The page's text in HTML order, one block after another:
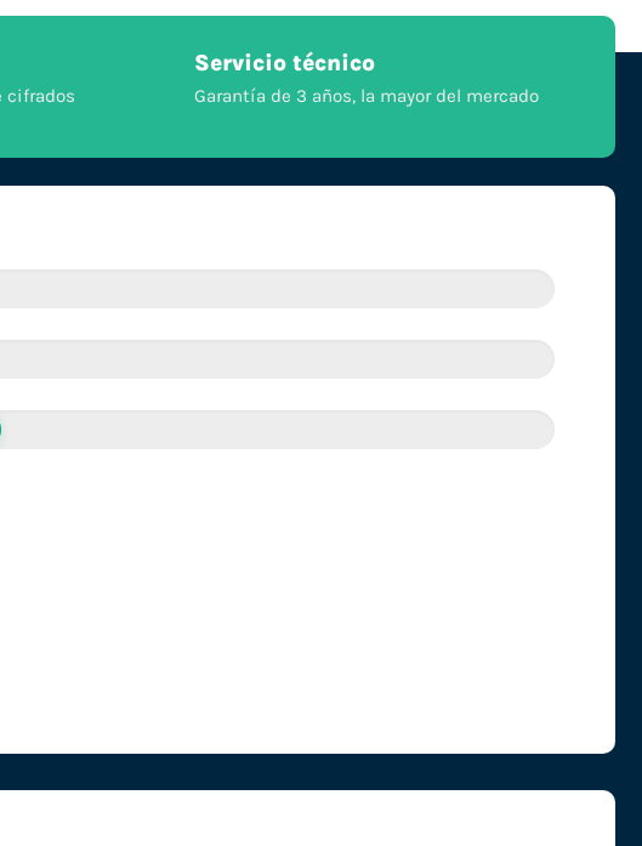
cifrados
Servicio técnico
Garantía de 3 años, la mayor del mercado